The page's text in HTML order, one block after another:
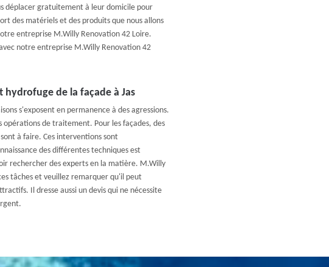
déplacer gratuitement à leur domicile pour
des matériels et des produits que nous allons
entreprise M.Willy Renovation 42 Loire.
notre entreprise M.Willy Renovation 42
de la façade à Jas
s'exposent en permanence à des agressions.
de traitement. Pour les façades, des
à faire. Ces interventions sont
des différentes techniques est
rechercher des experts en la matière. M.Willy
tâches et veuillez remarquer qu'il peut
Il dresse aussi un devis qui ne nécessite